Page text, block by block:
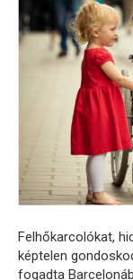
Felhőkarcolókat,
képtelen
fogadta